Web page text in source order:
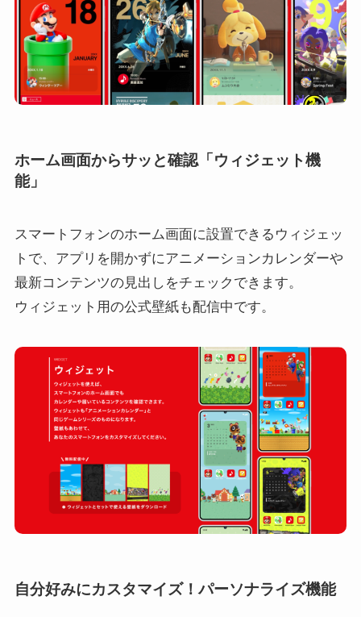
ホーム画面からサッと確認「ウィジェット機
能」
スマートフォンのホーム画面に設置できるウィジェッ
トで、アプリを開かずにアニメーションカレンダーや
最新コンテンツの見出しをチェックできます。
ウィジェット用の公式壁紙も配信中です。
自分好みにカスタマイズ！パーソナライズ機能